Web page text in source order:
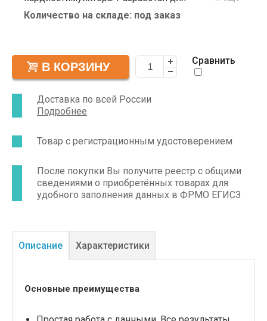
комфортного и высокоточного наблюдения за
электрокардиограммой пациента. Прибор с
непрерывной регистрацией данных до 72-х
часов. Прибор в варианте исполнения КРН-01
способен распознавать двигательную
активность пациента и положение его тела.
Система мониторирования СПДМ-01-"Р-Д" в
варианте КРН-01 предназначена для
кардиологов, в амбулаторных и стационарных
отделениях БСМП, кардиологических
узкоспециализированных клиник.
Количество на складе: под заказ
Сравнить
Доставка по всей России
Подробнее
Товар с регистрационным удостоверением
После покупки Вы получите реестр с общими
сведениями о приобретённых товарах для
удобного заполнения данных в ФРМО ЕГИСЗ
Описание Характеристики
Основные преимущества